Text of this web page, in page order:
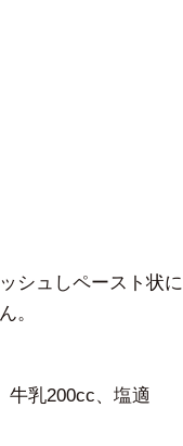
シュしペースト状に
。
牛乳200cc、塩適